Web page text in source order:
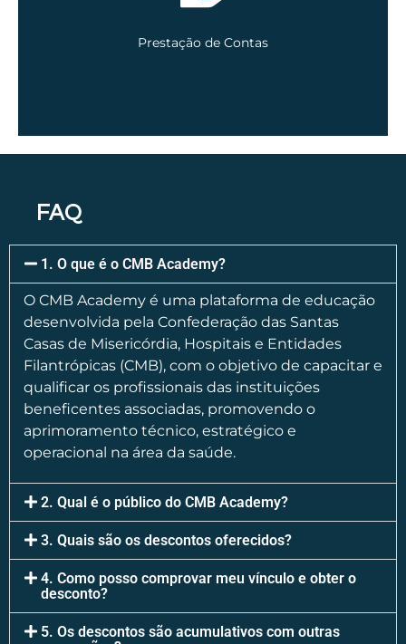
Prestação de Contas
EM BREVE
FAQ
1. O que é o CMB Academy?
O CMB Academy é uma plataforma de educação
desenvolvida pela Confederação das Santas
Casas de Misericórdia, Hospitais e Entidades
Filantrópicas (CMB), com o objetivo de capacitar e
qualificar os profissionais das instituições
beneficentes associadas, promovendo o
aprimoramento técnico, estratégico e
operacional na área da saúde.
2. Qual é o público do CMB Academy?
3. Quais são os descontos oferecidos?
4. Como posso comprovar meu vínculo e obter o
desconto?
5. Os descontos são acumulativos com outras